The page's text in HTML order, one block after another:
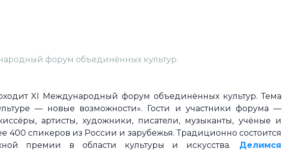
форум объединённых культур.
XI Международный форум объединённых культур. Тема
— новые возможности». Гости и участники форума —
артисты, художники, писатели, музыканты, учёные и
400 спикеров из России и зарубежья. Традиционно состоится
премии в области культуры и искусства.
Делимся